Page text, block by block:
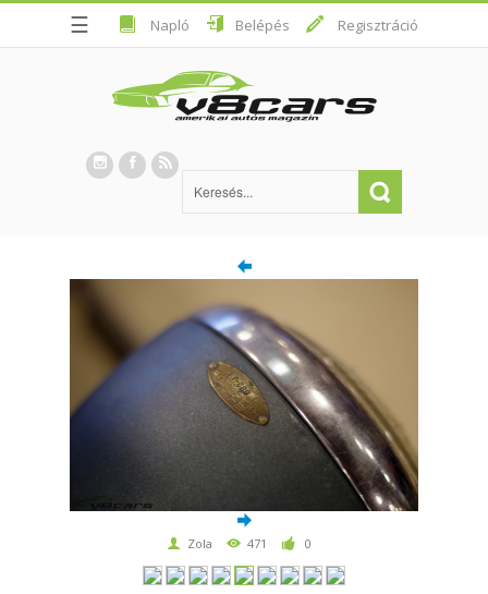
☰ Napló Belépés Regisztráció
Zola 471 0